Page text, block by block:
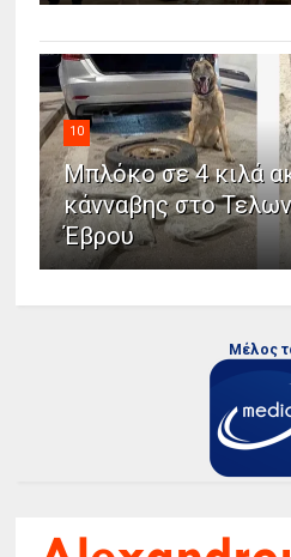
10
Μπλόκο σε 4 κιλά
κάνναβης στο
Έβρου
Μέλος